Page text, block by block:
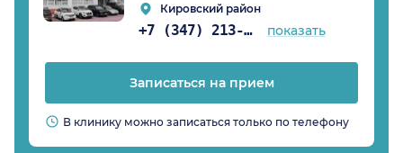
Кировский район
+7 (347) 213-14-61 показать
Записаться на прием
В клинику можно записаться только по телефону